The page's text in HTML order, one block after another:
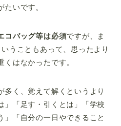
いです。
コバッグ等は必須ですが、ま
うこともあって、思ったより
はなかったです。
多く、覚えて解くというより
」「足す・引くとは」「学校
」「自分の一日やできること